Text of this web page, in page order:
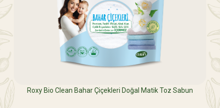
Roxy Bio Clean Bahar Çiçekleri Doğal Matik Toz Sabun